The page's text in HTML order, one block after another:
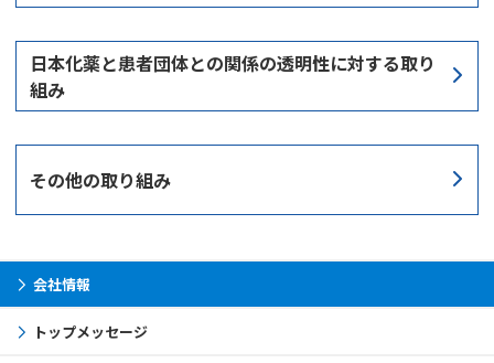
日本化薬と患者団体との関係の透明性に対する取り
組み
その他の取り組み
会社情報
トップメッセージ